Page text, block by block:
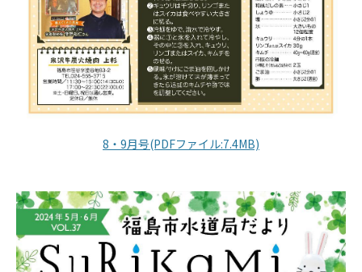
8・9月号(PDFファイル:7.4MB)